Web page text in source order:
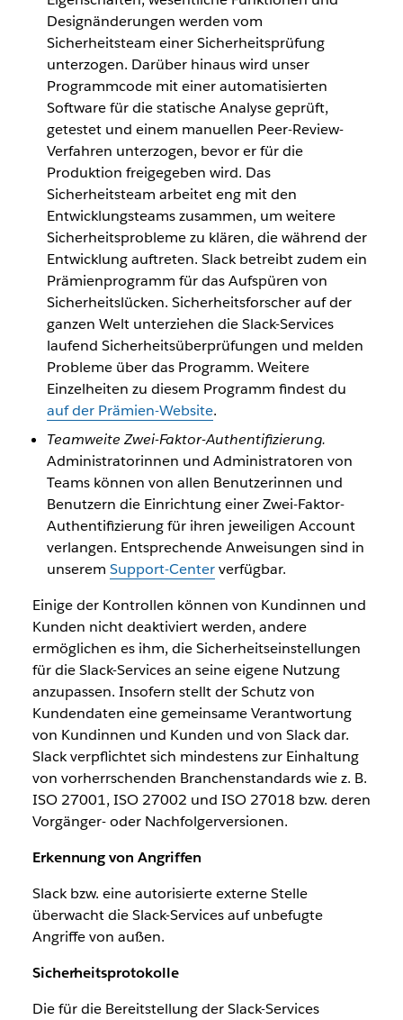
Designänderungen werden vom
Sicherheitsteam einer Sicherheitsprüfung
unterzogen. Darüber hinaus wird unser
Programmcode mit einer automatisierten
Software für die statische Analyse geprüft,
getestet und einem manuellen Peer-Review-
Verfahren unterzogen, bevor er für die
Produktion freigegeben wird. Das
Sicherheitsteam arbeitet eng mit den
Entwicklungsteams zusammen, um weitere
Sicherheitsprobleme zu klären, die während der
Entwicklung auftreten. Slack betreibt zudem ein
Prämienprogramm für das Aufspüren von
Sicherheitslücken. Sicherheitsforscher auf der
ganzen Welt unterziehen die Slack-Services
laufend Sicherheitsüberprüfungen und melden
Probleme über das Programm. Weitere
Einzelheiten zu diesem Programm findest du
auf der Prämien-Website.
Teamweite Zwei-Faktor-Authentifizierung.
Administratorinnen und Administratoren von
Teams können von allen Benutzerinnen und
Benutzern die Einrichtung einer Zwei-Faktor-
Authentifizierung für ihren jeweiligen Account
verlangen. Entsprechende Anweisungen sind in
unserem Support-Centerverfügbar.
Einige der Kontrollen können von Kundinnen und
Kunden nicht deaktiviert werden, andere
ermöglichen es ihm, die Sicherheitseinstellungen
für die Slack-Services an seine eigene Nutzung
anzupassen. Insofern stellt der Schutz von
Kundendaten eine gemeinsame Verantwortung
von Kundinnen und Kunden und von Slack dar.
Slack verpflichtet sich mindestens zur Einhaltung
von vorherrschenden Branchenstandards wie z. B.
ISO 27001, ISO 27002 und ISO 27018 bzw. deren
Vorgänger- oder Nachfolgerversionen.
Erkennung von Angriffen
Slack bzw. eine autorisierte externe Stelle
überwacht die Slack-Services auf unbefugte
Angriffe von außen.
Sicherheitsprotokolle
Die für die Bereitstellung der Slack-Services